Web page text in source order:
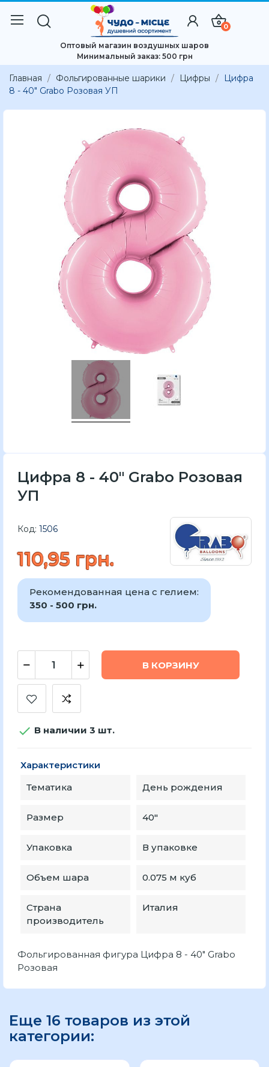
0
Оптовый магазин воздушных шаров
Минимальный заказ: 500 грн
Главная Фольгированные шарики Цифры
Цифра
8 - 40" Grabo Розовая УП
Цифра 8 - 40" Grabo Розовая
УП
Код: 1506
110,95 грн.
Рекомендованная цена с гелием:
350 - 500 грн.
В КОРЗИНУ
 В наличии 3 шт.
Характеристики
Тематика
День рождения
Размер 40"
Упаковка В упаковке
Объем шара 0.075 м куб
Страна
производитель
Италия
Фольгированная фигура Цифра 8 - 40" Grabo
Розовая
Еще 16 товаров из этой
категории: